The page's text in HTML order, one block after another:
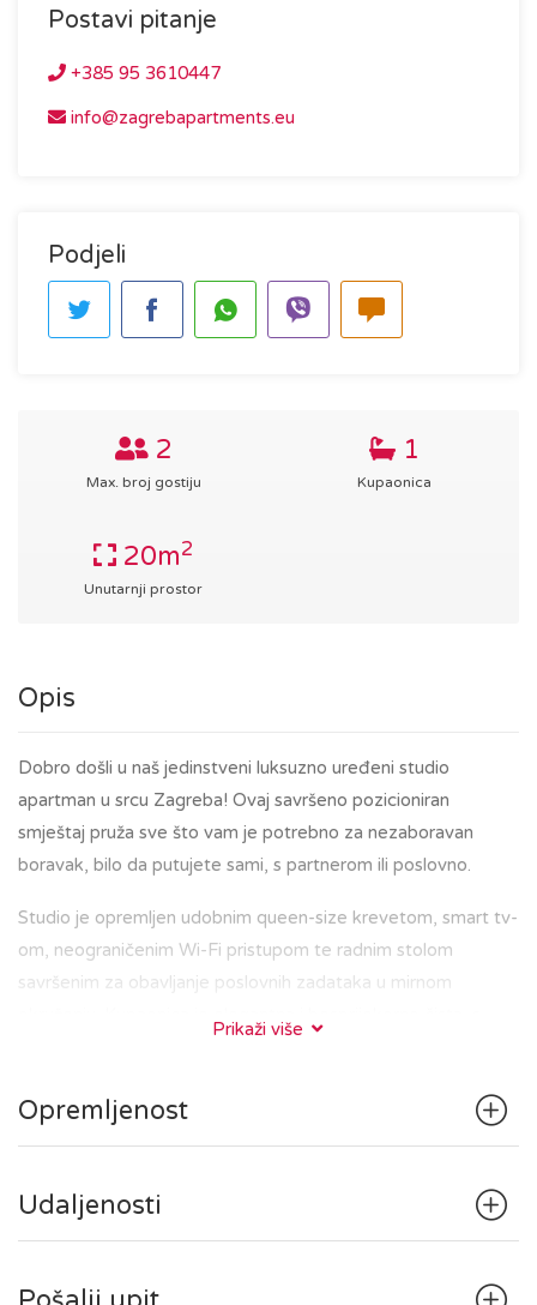
Postavi pitanje
+385 95 3610447
info@zagrebapartments.eu
Podjeli
2
Max. broj gostiju
1
Kupaonica
20m2
Unutarnji prostor
Opis
Dobro došli u naš jedinstveni luksuzno uređeni studio
apartman u srcu Zagreba! Ovaj savršeno pozicioniran
smještaj pruža sve što vam je potrebno za nezaboravan
boravak, bilo da putujete sami, s partnerom ili poslovno.
Studio je opremljen udobnim queen-size krevetom, smart tv-
om, neograničenim Wi-Fi pristupom te radnim stolom
savršenim za obavljanje poslovnih zadataka u mirnom
jednostavnih jela.
U zajedničkom hodniku se nalazi perilica/sušilica sa svim
Nalazeći se u središtu Zagreba, bit ćete na korak od glavnih
Prikaži više
Opremljenost
Udaljenosti